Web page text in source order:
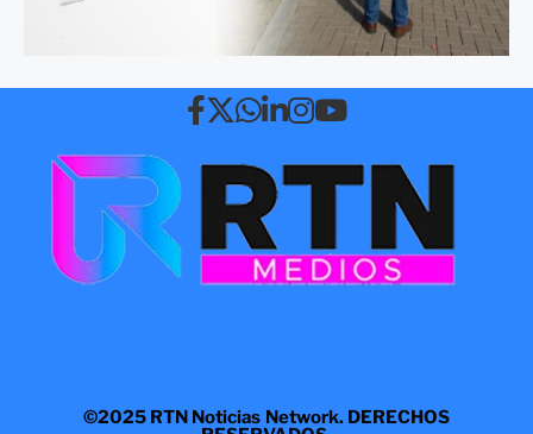
©2025 RTN Noticias Network. DERECHOS